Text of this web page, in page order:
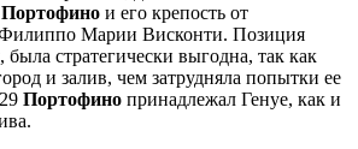
Портофино и его крепость от
Филиппо Марии Висконти. Позиция
стратегически выгодна, так как
и залив, чем затрудняла попытки ее
Портофино принадлежал Генуе, как и